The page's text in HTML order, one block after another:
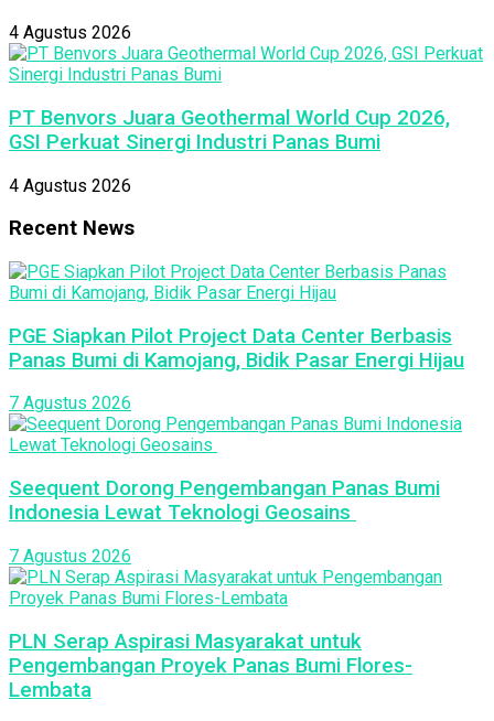
4 Agustus 2026
PT Benvors Juara Geothermal World Cup 2026,
GSI Perkuat Sinergi Industri Panas Bumi
4 Agustus 2026
Recent News
PGE Siapkan Pilot Project Data Center Berbasis
Panas Bumi di Kamojang, Bidik Pasar Energi Hijau
7 Agustus 2026
Seequent Dorong Pengembangan Panas Bumi
Indonesia Lewat Teknologi Geosains
7 Agustus 2026
PLN Serap Aspirasi Masyarakat untuk
Pengembangan Proyek Panas Bumi Flores-
Lembata